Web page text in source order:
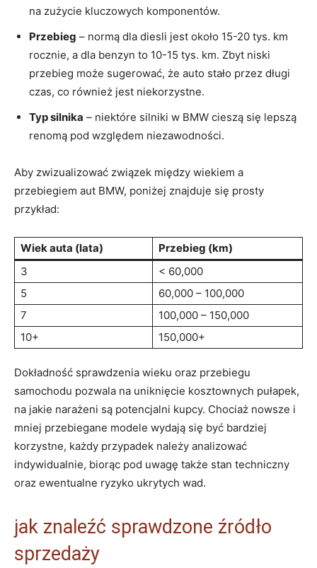
na zużycie kluczowych komponentów.
Przebieg – normą dla diesli‍ jest około 15-20 tys. ‍km
rocznie, ‍a dla benzyn ⁢to 10-15 ‍tys. km. Zbyt niski
przebieg ⁤może‌ sugerować, że⁢ auto stało ⁤przez długi
czas, co również ⁢jest⁣ niekorzystne.
Typ silnika – ⁢niektóre silniki ‌w BMW cieszą się lepszą
renomą pod względem niezawodności.
Aby ⁢zwizualizować⁢ związek między​ wiekiem a
‌przebiegiem aut⁣ BMW, poniżej ⁤znajduje ​się prosty
przykład:
Wiek auta (lata)
Przebieg (km)
3
< 60,000
5
60,000 – 100,000
7
100,000 – 150,000
10+
150,000+
Dokładność⁣ sprawdzenia wieku oraz ​przebiegu
samochodu pozwala⁤ na uniknięcie kosztownych pułapek,
na⁣ jakie⁢ narażeni są potencjalni ‍kupcy. Chociaż nowsze i​
mniej przebiegane modele wydają się być bardziej
korzystne, każdy przypadek⁢ należy analizować
⁣indywidualnie, biorąc pod uwagę także stan techniczny
oraz ewentualne ryzyko ukrytych ⁤wad.
jak znaleźć sprawdzone źródło
sprzedaży